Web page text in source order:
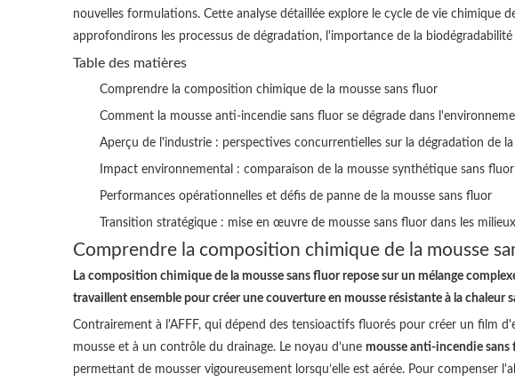
nouvelles formulations. Cette analyse détaillée explore le cycle de vie chimique
approfondirons les processus de dégradation, l'importance de la
Table des matières
Comprendre la composition chimique de la mousse sans fluor
Comment la mousse anti-incendie sans fluor se dégrade dans
Aperçu de l'industrie : perspectives concurrentielles sur la dégradation de la
Impact environnemental : comparaison de la mousse synthétique sans
Performances opérationnelles et défis de panne de la mousse sans fluor
Transition stratégique : mise en œuvre de mousse sans fluor dans les
Comprendre la composition chimique de la mousse
La composition chimique de la mousse sans fluor repose sur un mélange
travaillent ensemble pour créer une couverture en mousse résistante à la
Contrairement à l'AFFF, qui dépend des tensioactifs fluorés pour créer un film
mousse et à un contrôle du drainage. Le noyau d’une mousse anti-incendie sans
permettant de mousser vigoureusement lorsqu’elle est aérée. Pour compenser